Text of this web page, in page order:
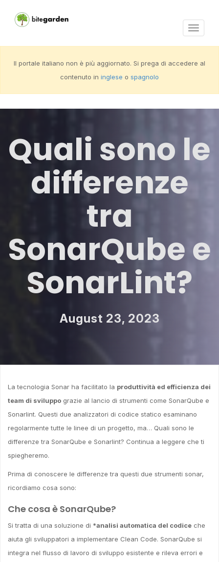
Activar
Il portale italiano non è più aggiornato. Si prega di accedere al
contenuto in inglese o spagnolo
Quali sono le
differenze
tra
SonarQube e
SonarLint?
August 23, 2023
La tecnologia Sonar ha facilitato la produttività ed efficienza dei
team di sviluppo grazie al lancio di strumenti come SonarQube e
Sonarlint. Questi due analizzatori di codice statico esaminano
regolarmente tutte le linee di un progetto, ma… Quali sono le
differenze tra SonarQube e Sonarlint? Continua a leggere che ti
spiegheremo.
Prima di conoscere le differenze tra questi due strumenti sonar,
ricordiamo cosa sono:
Che cosa è SonarQube?
Si tratta di una soluzione di *analisi automatica del codice che
aiuta gli sviluppatori a implementare Clean Code. SonarQube si
integra nel flusso di lavoro di sviluppo esistente e rileva errori e